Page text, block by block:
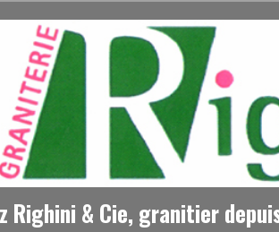
Righini & Cie, granitier